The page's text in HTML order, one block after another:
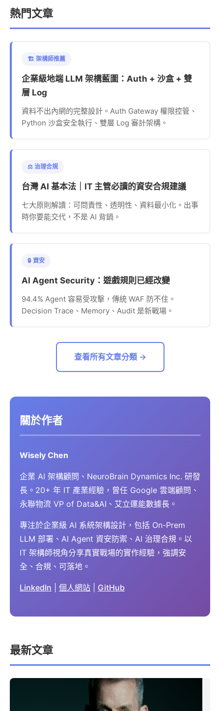
熱門文章
🏗️ 架構師推薦
企業級地端 LLM 架構藍圖：Auth + 沙盒 + 雙
層 Log
資料不出內網的完整設計。Auth Gateway 權限控管、
Python 沙盒安全執行、雙層 Log 審計架構。
⚖️ 治理合規
台灣 AI 基本法｜IT 主管必讀的資安合規建議
七大原則解讀：可問責性、透明性、資料最小化。出事
時你要能交代，不是 AI 背鍋。
🔒 資安
AI Agent Security：遊戲規則已經改變
94.4% Agent 容易受攻擊，傳統 WAF 防不住。
Decision Trace、Memory、Audit 是新戰場。
查看所有文章分類 →
關於作者
Wisely Chen
企業 AI 架構顧問、NeuroBrain Dynamics Inc. 研發
長。20+ 年 IT 產業經驗，曾任 Google 雲端顧問、
永聯物流 VP of Data&AI、艾立運能數據長。
專注於企業級 AI 系統架構設計，包括 On-Prem
LLM 部署、AI Agent 資安防禦、AI 治理合規。以
IT 架構師視角分享真實戰場的實作經驗，強調安
全、合規、可落地。
LinkedIn 個人網站 GitHub
最新文章